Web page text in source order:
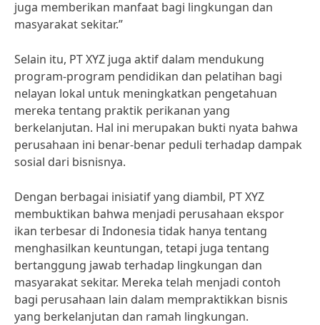
juga memberikan manfaat bagi lingkungan dan
masyarakat sekitar.”
Selain itu, PT XYZ juga aktif dalam mendukung
program-program pendidikan dan pelatihan bagi
nelayan lokal untuk meningkatkan pengetahuan
mereka tentang praktik perikanan yang
berkelanjutan. Hal ini merupakan bukti nyata bahwa
perusahaan ini benar-benar peduli terhadap dampak
sosial dari bisnisnya.
Dengan berbagai inisiatif yang diambil, PT XYZ
membuktikan bahwa menjadi perusahaan ekspor
ikan terbesar di Indonesia tidak hanya tentang
menghasilkan keuntungan, tetapi juga tentang
bertanggung jawab terhadap lingkungan dan
masyarakat sekitar. Mereka telah menjadi contoh
bagi perusahaan lain dalam mempraktikkan bisnis
yang berkelanjutan dan ramah lingkungan.